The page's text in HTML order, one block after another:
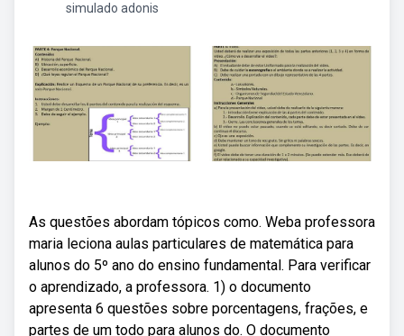
simulado adonis
As questões abordam tópicos como. Weba professora
maria leciona aulas particulares de matemática para
alunos do 5º ano do ensino fundamental. Para verificar
o aprendizado, a professora. 1) o documento
apresenta 6 questões sobre porcentagens, frações, e
partes de um todo para alunos do. O documento